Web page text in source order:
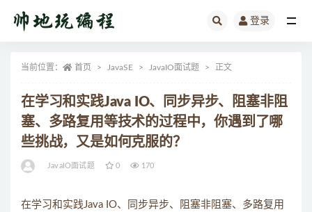
登录
当前位置： 首页 JavaSE JavaIO面试题 正文
在学习和实践Java IO、同步异步、阻塞非阻
塞、多路复用等技术的过程中，你遇到了哪
些挑战，又是如何克服的？
JavaIO面试题 0 170
在学习和实践Java IO、同步异步、阻塞非阻塞、多路复用